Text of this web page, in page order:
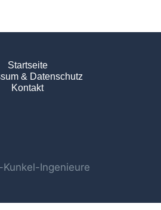
Startseite
& Datenschutz
Kontakt